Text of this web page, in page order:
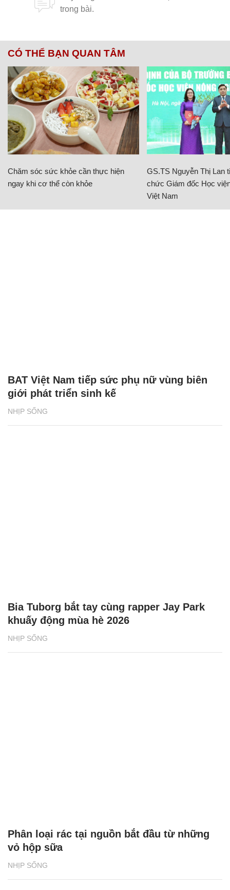
CÓ THỂ BẠN QUAN TÂM
Chăm sóc sức khỏe cần thực hiện
ngay khi cơ thể còn khỏe
GS.TS Nguyễn Thị Lan
chức Giám đốc Học
Việt Nam
NHỊP SỐNG
BAT Việt Nam tiếp sức phụ nữ vùng biên
giới phát triển sinh kế
NHỊP SỐNG
Bia Tuborg bắt tay cùng rapper Jay Park
khuấy động mùa hè 2026
NHỊP SỐNG
Phân loại rác tại nguồn bắt đầu từ những
vỏ hộp sữa